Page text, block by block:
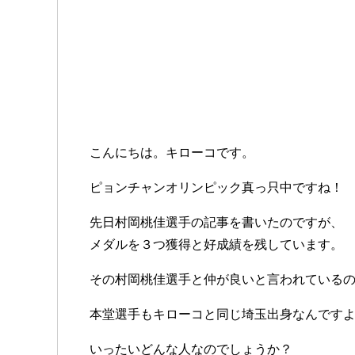
こんにちは。キローコです。
ピョンチャンオリンピック真っ只中ですね！
先日村岡桃佳選手の記事を書いたのですが、
メダルを３つ獲得と好成績を残しています。
その村岡桃佳選手と仲が良いと言われている
本堂選手もキローコと同じ埼玉出身なんですよ
いったいどんな人なのでしょうか？